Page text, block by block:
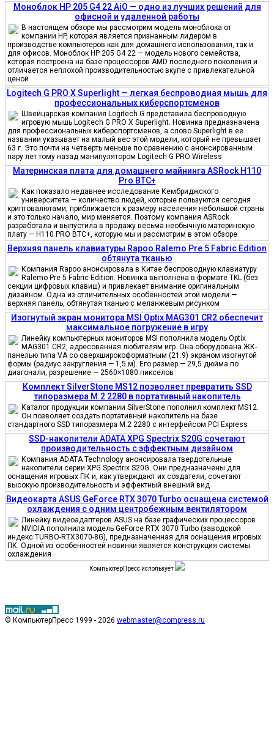
Моноблок HP 205 G4 22 AiO — одно из лучших решений для
офисной и удаленной работы
В настоящем обзоре мы рассмотрим модель моноблока от
компании HP, которая является признанным лидером в
производстве компьютеров как для домашнего использования, так и
для офисов. Моноблок HP 205 G4 22 — модель нового семейства,
которая построена на базе процессоров AMD последнего поколения и
отличается неплохой производительностью вкупе с привлекательной
ценой
Logitech G PRO X Superlight — легкая беспроводная мышь для
профессиональных киберспортсменов
Швейцарская компания Logitech G представила беспроводную
игровую мышь Logitech G PRO X Superlight. Новинка предназначена
для профессиональных киберспортсменов, а слово Superlight в ее
названии указывает на малый вес этой модели, который не превышает
63 г. Это почти на четверть меньше по сравнению с анонсированным
пару лет тому назад манипулятором Logitech G PRO Wireless
Материнская плата для домашнего майнинга ASRock H110
Pro BTC+
Как показало недавнее исследование Кембриджского
университета — количество людей, которые пользуются сегодня
криптовалютами, приближается к размеру населения небольшой страны
и это только начало, мир меняется. Поэтому компания ASRock
разработала и выпустила в продажу весьма необычную материнскую
плату — H110 PRO BTC+, которую мы и рассмотрим в этом обзоре
Верхняя панель клавиатуры Rapoo Ralemo Pre 5 Fabric Edition
обтянута тканью
Компания Rapoo анонсировала в Китае беспроводную клавиатуру
Ralemo Pre 5 Fabric Edition. Новинка выполнена в формате TKL (без
секции цифровых клавиш) и привлекает внимание оригинальным
дизайном. Одна из отличительных особенностей этой модели —
верхняя панель, обтянутая тканью с меланжевым рисунком
Изогнутый экран монитора MSI Optix MAG301 CR2 обеспечит
максимальное погружение в игру
Линейку компьютерных мониторов MSI пополнила модель Optix
MAG301 CR2, адресованная любителям игр. Она оборудована ЖК-
панелью типа VA со сверхширокоформатным (21:9) экраном изогнутой
формы (радиус закругления — 1,5 м). Его размер — 29,5 дюйма по
диагонали, разрешение — 2560×1080 пикселов
Комплект SilverStone MS12 позволяет превратить SSD
типоразмера M.2 2280 в портативный накопитель
Каталог продукции компании SilverStone пополнил комплект MS12.
Он позволяет создать портативный накопитель на базе
стандартного SSD типоразмера M.2 2280 с интерфейсом PCI Express
SSD-накопители ADATA XPG Spectrix S20G сочетают
производительность с эффектным дизайном
Компания ADATA Technology анонсировала твердотельные
накопители серии XPG Spectrix S20G. Они предназначены для
оснащения игровых ПК и, как утверждают их создатели, сочетают
высокую производительность и эффектный внешний вид
Видеокарта ASUS GeForce RTX 3070 Turbo оснащена системой
охлаждения с одним центробежным вентилятором
Линейку видеоадаптеров ASUS на базе графических процессоров
NVIDIA пополнила модель GeForce RTX 3070 Turbo (заводской
индекс TURBO-RTX3070-8G), предназначенная для оснащения игровых
ПК. Одной из особенностей новинки является конструкция системы
охлаждения
КомпьютерПресс использует
© КомпьютерПресс 1999 - 2026 webmaster@compress.ru